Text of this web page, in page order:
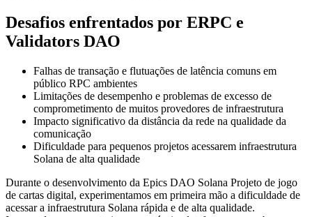
Desafios enfrentados por ERPC e
Validators DAO
Falhas de transação e flutuações de latência comuns em
público RPC ambientes
Limitações de desempenho e problemas de excesso de
comprometimento de muitos provedores de infraestrutura
Impacto significativo da distância da rede na qualidade da
comunicação
Dificuldade para pequenos projetos acessarem infraestrutura
Solana de alta qualidade
Durante o desenvolvimento da Epics DAO Solana Projeto de jogo
de cartas digital, experimentamos em primeira mão a dificuldade de
acessar a infraestrutura Solana rápida e de alta qualidade.